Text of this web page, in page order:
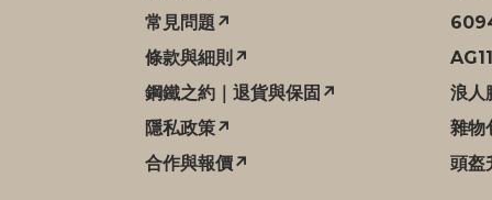
常見問題↗
條款與細則↗
鋼鐵之約｜退貨與保固↗
隱私政策↗
合作與報價↗
浪人
雜物
頭盔